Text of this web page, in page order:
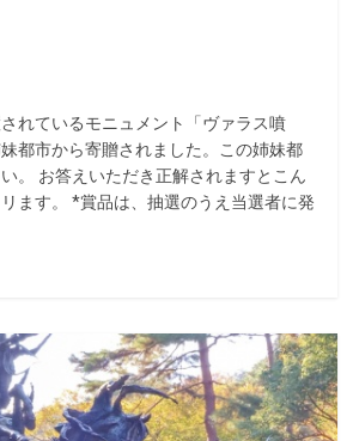
れているモニュメント「ヴァラス噴
都市から寄贈されました。この姉妹都
。 お答えいただき正解されますとこん
ます。 *賞品は、抽選のうえ当選者に発